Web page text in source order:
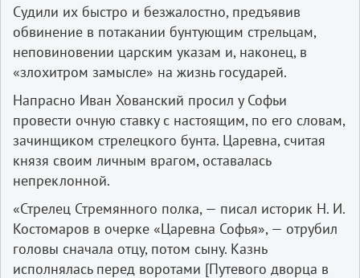
Судили их быстро и безжалостно, предъявив
обвинение в потакании бунтующим стрельцам,
неповиновении царским указам и, наконец, в
«злохитром замысле» на жизнь государей.
Напрасно Иван Хованский просил у Софьи
провести очную ставку с настоящим, по его словам,
зачинщиком стрелецкого бунта. Царевна, считая
князя своим личным врагом, оставалась
непреклонной.
«Стрелец Стремянного полка, — писал историк Н. И.
Костомаров в очерке «Царевна Софья», — отрубил
головы сначала отцу, потом сыну. Казнь
исполнялась перед воротами [Путевого дворца в